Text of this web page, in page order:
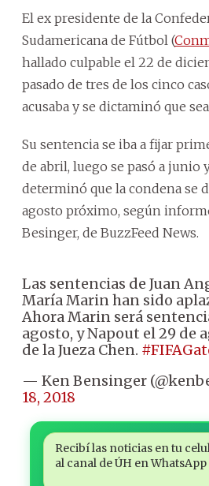
El ex presidente de la
Sudamericana de Fútbol (
hallado culpable el 22 de
pasado de tres de los cinco
acusaba y se dictaminó que
Su sentencia se iba a fijar
de abril, luego se pasó a junio
determinó que la condena se
agosto próximo, según
Besinger, de BuzzFeed News.
Las sentencias de Juan
María Marin han sido
Ahora Marin será
agosto, y Napout el 29 de
de la Jueza Chen.
— Ken Bensinger
18, 2018
Recibí las noticias en tu
al canal de ÚH en WhatsApp